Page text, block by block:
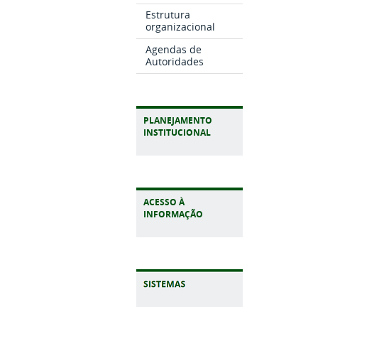
Estrutura
organizacional
Agendas de
Autoridades
PLANEJAMENTO
INSTITUCIONAL
ACESSO À
INFORMAÇÃO